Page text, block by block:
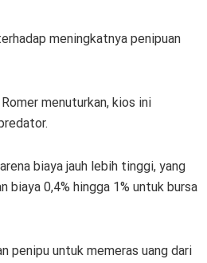
meningkatnya penipuan
menuturkan, kios ini
biaya jauh lebih tinggi, yang
biaya 0,4% hingga 1% untuk bursa
penipu untuk memeras uang dari